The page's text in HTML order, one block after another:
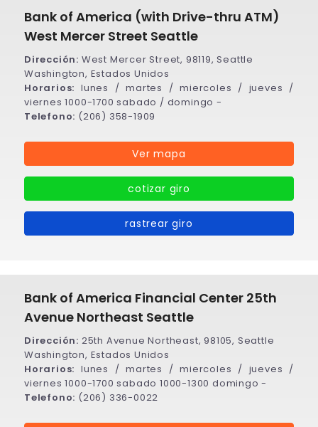
Bank of America (with Drive-thru ATM)
West Mercer Street Seattle
Dirección: West Mercer Street, 98119, Seattle
Washington, Estados Unidos
Horarios: lunes / martes / miercoles / jueves /
viernes 1000-1700 sabado / domingo -
Telefono: (206) 358-1909
Ver mapa
cotizar giro
rastrear giro
Bank of America Financial Center 25th
Avenue Northeast Seattle
Dirección: 25th Avenue Northeast, 98105, Seattle
Washington, Estados Unidos
Horarios: lunes / martes / miercoles / jueves /
viernes 1000-1700 sabado 1000-1300 domingo -
Telefono: (206) 336-0022